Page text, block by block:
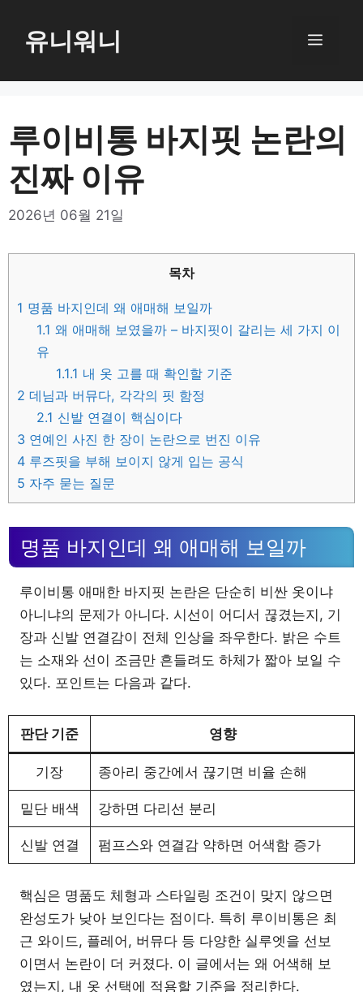
로
뛰
기
유니워니 메
루이비통 바지핏 논란의
진짜 이유
2026년 06월 21일
목차
1 명품 바지인데 왜 애매해 보일까
1.1 왜 애매해 보였을까 – 바지핏이 갈리는 세 가지 이
유
1.1.1 내 옷 고를 때 확인할 기준
2 데님과 버뮤다, 각각의 핏 함정
2.1 신발 연결이 핵심이다
3 연예인 사진 한 장이 논란으로 번진 이유
4 루즈핏을 부해 보이지 않게 입는 공식
5 자주 묻는 질문
명품 바지인데 왜 애매해 보일까
루이비통 애매한 바지핏 논란은 단순히 비싼 옷이냐
아니냐의 문제가 아니다. 시선이 어디서 끊겼는지, 기
장과 신발 연결감이 전체 인상을 좌우한다. 밝은 수트
는 소재와 선이 조금만 흔들려도 하체가 짧아 보일 수
있다. 포인트는 다음과 같다.
판단 기준 영향
기장 종아리 중간에서 끊기면 비율 손해
밑단 배색 강하면 다리선 분리
신발 연결 펌프스와 연결감 약하면 어색함 증가
핵심은 명품도 체형과 스타일링 조건이 맞지 않으면
완성도가 낮아 보인다는 점이다. 특히 루이비통은 최
근 와이드, 플레어, 버뮤다 등 다양한 실루엣을 선보
이면서 논란이 더 커졌다. 이 글에서는 왜 어색해 보
였는지, 내 옷 선택에 적용할 기준을 정리한다.